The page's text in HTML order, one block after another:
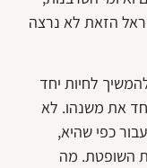
הזאת לא נרצה
לחיות יחד
את משנהו. לא
כפי שהיא,
השופטת. מה